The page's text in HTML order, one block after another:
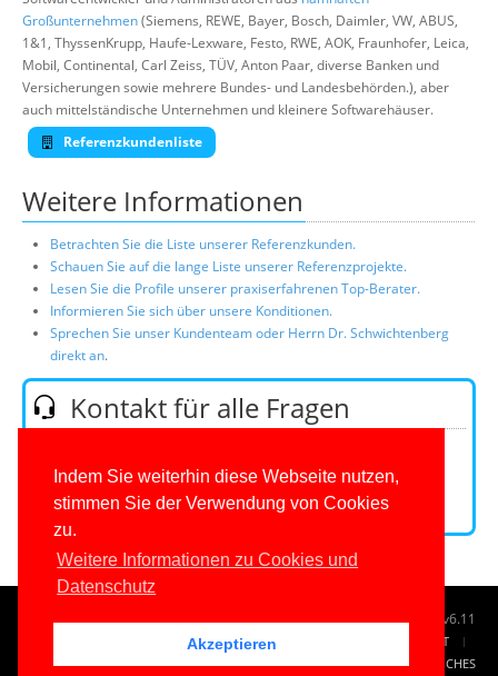
Indem Sie weiterhin diese Webseite nutzen,
stimmen Sie der Verwendung von Cookies
zu.
Weitere Informationen zu Cookies und
Datenschutz
Akzeptieren
Großunternehmen(Siemens, REWE, Bayer, Bosch, Daimler, VW, ABUS,
1&1, ThyssenKrupp, Haufe-Lexware, Festo, RWE, AOK, Fraunhofer, Leica,
Mobil, Continental, Carl Zeiss, TÜV, Anton Paar, diverse Banken und
Versicherungen sowie mehrere Bundes- und Landesbehörden.), aber
auch mittelständische Unternehmen und kleinere Softwarehäuser.
Referenzkundenliste
Weitere Informationen
Betrachten Sie die Liste unserer Referenzkunden.
Schauen Sie auf die lange Liste unserer Referenzprojekte.
Lesen Sie die Profile unserer praxiserfahrenen Top-Berater.
Informieren Sie sich über unsere Konditionen.
Sprechen Sie unser Kundenteam oder Herrn Dr. Schwichtenberg
direkt an.
Kontakt für alle Fragen
E-Mail:
Kontaktformular
© 1996-2026www.IT-Visions.de-Dr. Holger Schwichtenberg v6.11
TAG CLOUD
KONTAKT
IMPRESSUM
RECHTLICHES